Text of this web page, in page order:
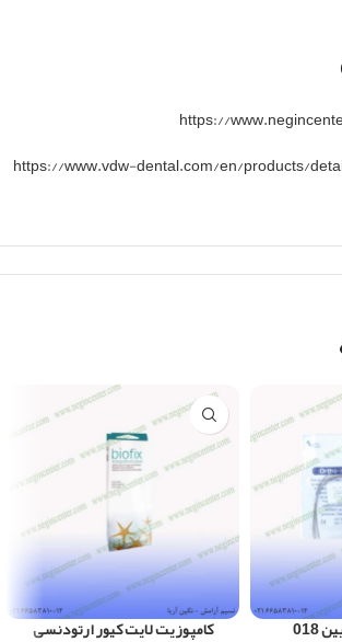
https://
https://www.vdw-dental.com/en/products/
018
کامپوزیت لایت کیور ارتودنسی